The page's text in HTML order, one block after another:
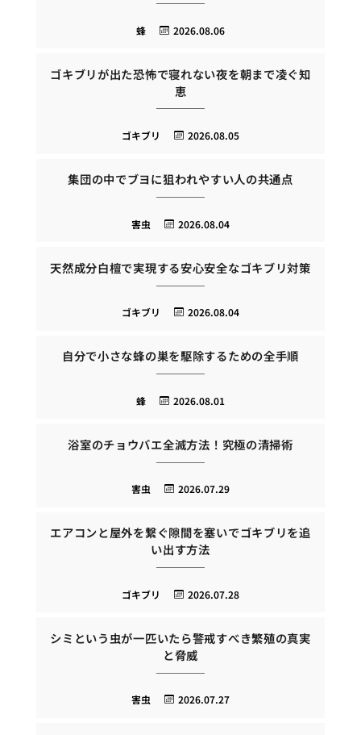
2026.08.06
蜂
ゴキブリが出た恐怖で寝れない夜を朝まで凌ぐ知
恵
2026.08.05
ゴキブリ
集団の中でブヨに狙われやすい人の共通点
2026.08.04
害虫
天然成分白檀で実現する安心安全なゴキブリ対策
2026.08.04
ゴキブリ
自分で小さな蜂の巣を駆除するための全手順
2026.08.01
蜂
浴室のチョウバエ全滅方法！究極の清掃術
2026.07.29
害虫
エアコンと屋外を繋ぐ隙間を塞いでゴキブリを追
い出す方法
2026.07.28
ゴキブリ
シミという虫が一匹いたら警戒すべき繁殖の真実
と脅威
2026.07.27
害虫